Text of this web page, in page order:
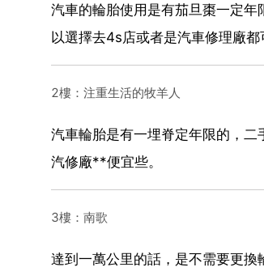
汽車的輪胎使用是有茄旦棗一定
以選擇去4s店或者是汽車修理廠
2樓：注重生活的牧羊人
汽車輪胎是有一埋脊定年限的，
汽修廠**便宜些。
3樓：南歌
達到一萬公里的話，是不需要更換